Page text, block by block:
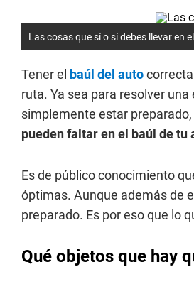
Las cosas que sí o sí debes llevar en
Tener el baúl del auto
ruta. Ya sea para resolver
simplemente estar
pueden faltar en el baúl de tu
Es de público conocimiento
óptimas. Aunque además de
preparado. Es por eso que lo
Qué objetos que hay